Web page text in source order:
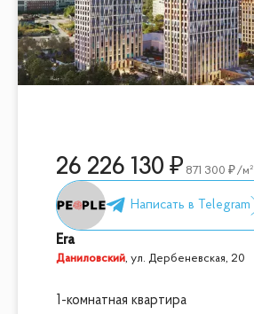
26 226 130 871 300 /м²
Era
Даниловский,ул. Дербеневская, 20
1-комнатная квартира